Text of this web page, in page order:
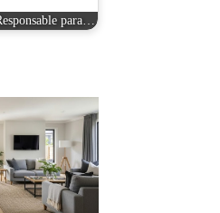
para…